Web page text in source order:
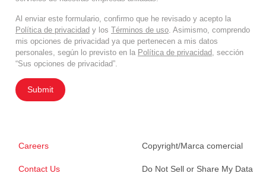
Al enviar este formulario, confirmo que he revisado y acepto la
Política de privacidad y los Términos de uso . Asimismo, comprendo
mis opciones de privacidad ya que pertenecen a mis datos
personales, según lo previsto en la Política de privacidad , sección
“Sus opciones de privacidad”.
Submit
Careers
Contact Us
Copyright/Marca comercial
Do Not Sell or Share My Data